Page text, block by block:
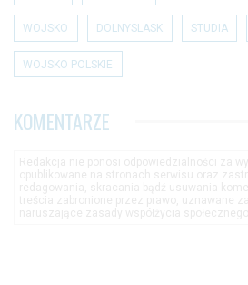
WOJSKO DOLNYSLASK STUDIA
WOJSKO POLSKIE
KOMENTARZE